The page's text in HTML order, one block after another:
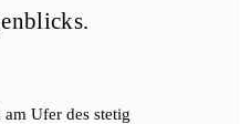
Ufer des stetig